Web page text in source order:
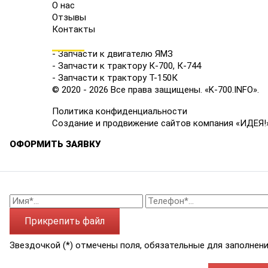
О нас
Отзывы
Контакты
- Запчасти к двигателю ЯМЗ
- Запчасти к трактору К-700, К-744
- Запчасти к трактору Т-150К
© 2020 - 2026 Все права защищены. «K-700.INFO».
Политика конфиденциальности
Создание и продвижение сайтов компания
ОФОРМИТЬ ЗАЯВКУ
Прикрепить файл
Звездочкой (*) отмечены поля, обязательные для